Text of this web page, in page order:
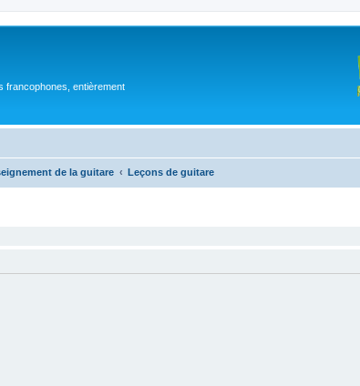
francophones, entièrement
de la guitare Leçons de guitare